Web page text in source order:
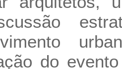
do